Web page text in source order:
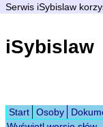
Serwis iSybislaw
iSybislaw
Start
Osoby